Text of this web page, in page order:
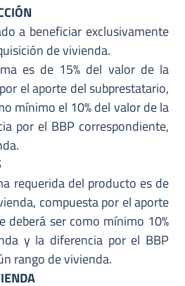
a beneficiar exclusivamente
de vivienda.
es de 15% del valor de la
el aporte del subprestatario,
mínimo el 10% del valor de la
por el BBP correspondiente,
requerida del producto es de
compuesta por el aporte
deberá ser como mínimo 10%
y la diferencia por el BBP
rango de vivienda.